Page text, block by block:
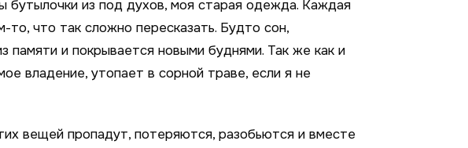
бутылочки из под духов, моя старая одежда. Каждая
что так сложно пересказать. Будто сон,
памяти и покрывается новыми буднями. Так же как и
владение, утопает в сорной траве, если я не
вещей пропадут, потеряются, разобьются и вместе